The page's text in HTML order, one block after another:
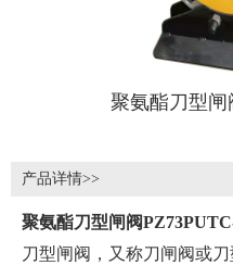
聚氨酯刀型闸
产品详情>>
聚氨酯刀型闸阀
刀型闸阀，又称刀闸阀或